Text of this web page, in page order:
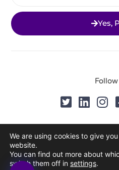
Yes,
Follow
© 2026 All
We are using cookies to give
website.
You can find out more about
switch them off in settings.